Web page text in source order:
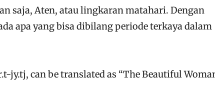
saja, Aten, atau lingkaran matahari. Dengan
apa yang bisa dibilang periode terkaya dalam
jy.tj, can be translated as “The Beautiful